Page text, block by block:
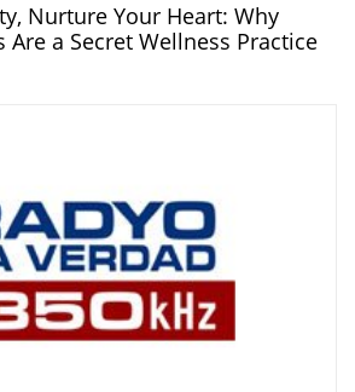
Nurture Your Heart: Why
Are a Secret Wellness Practice